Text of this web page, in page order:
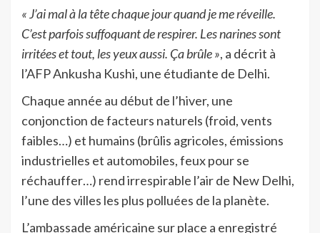
« J’ai mal à la tête chaque jour quand je me réveille.
C’est parfois suffoquant de respirer. Les narines sont
irritées et tout, les yeux aussi. Ça brûle », a décrit à
l’AFP Ankusha Kushi, une étudiante de Delhi.
Chaque année au début de l’hiver, une
conjonction de facteurs naturels (froid, vents
faibles…) et humains (brûlis agricoles, émissions
industrielles et automobiles, feux pour se
réchauffer…) rend irrespirable l’air de New Delhi,
l’une des villes les plus polluées de la planète.
L’ambassade américaine sur place a enregistré